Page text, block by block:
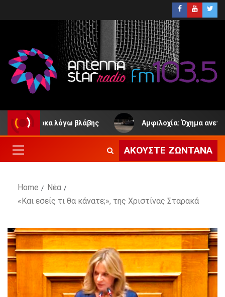
λόγω βλάβης Αμφιλοχία: Όχημα ανετράπη
ΑΚΟΎΣΤΕ ΖΩΝΤΑΝΆ
Home
Νέα
«Και εσείς τι θα κάνατε;», της Χριστίνας Σταρακά